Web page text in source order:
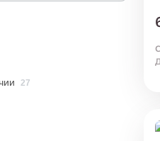
27